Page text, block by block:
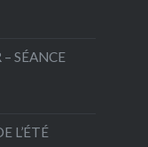
SÉANCE
L’ÉTÉ